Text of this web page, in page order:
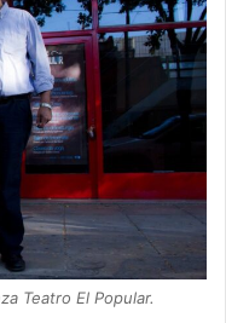
Teatro El Popular.